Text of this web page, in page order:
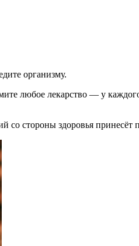
организму.
любое лекарство — у
стороны здоровья принесёт